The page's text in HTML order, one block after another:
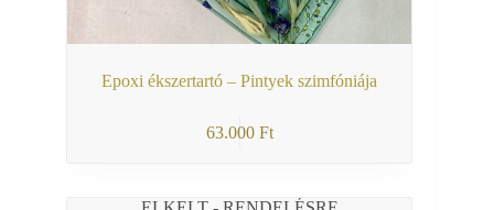
Epoxi ékszertartó – Pintyek szimfóniája
63.000 Ft